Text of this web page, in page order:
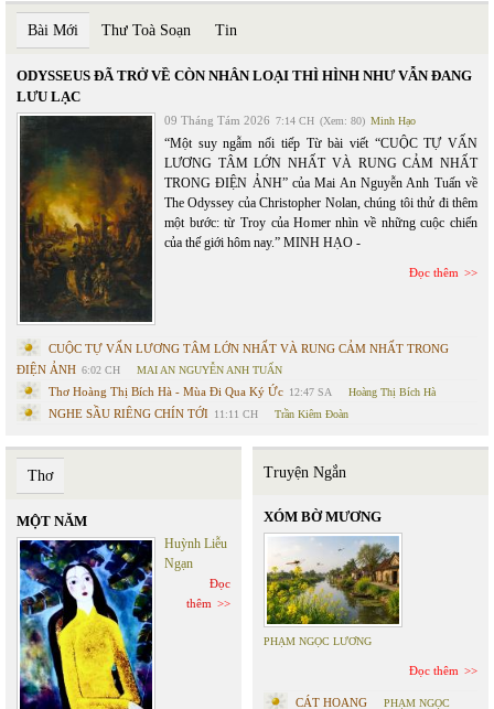
Bài Mới Thư Toà Soạn Tin
ODYSSEUS ĐÃ TRỞ VỀ CÒN NHÂN LOẠI THÌ HÌNH NHƯ VẪN ĐANG
LƯU LẠC
09 Tháng Tám 2026 7:14 CH (Xem: 80) Minh Hạo
“Một suy ngẫm nối tiếp Từ bài viết “CUỘC TỰ VẤN
LƯƠNG TÂM LỚN NHẤT VÀ RUNG CẢM NHẤT
TRONG ĐIỆN ẢNH” của Mai An Nguyễn Anh Tuấn về
The Odyssey của Christopher Nolan, chúng tôi thử đi thêm
một bước: từ Troy của Homer nhìn về những cuộc chiến
của thế giới hôm nay.” MINH HẠO -
Đọc thêm
CUỘC TỰ VẤN LƯƠNG TÂM LỚN NHẤT VÀ RUNG CẢM NHẤT TRONG
ĐIỆN ẢNH 6:02 CH MAI AN NGUYỄN ANH TUẤN
Thơ Hoàng Thị Bích Hà - Mùa Đi Qua Ký Ức 12:47 SA Hoàng Thị Bích Hà
NGHE SẦU RIÊNG CHÍN TỚI 11:11 CH Trần Kiêm Đoàn
Thơ
MỘT NĂM
Huỳnh Liễu
Ngạn
Đọc
thêm
Truyện Ngắn
XÓM BỜ MƯƠNG
PHẠM NGỌC LƯƠNG
Đọc thêm
CÁT HOANG PHẠM NGỌC